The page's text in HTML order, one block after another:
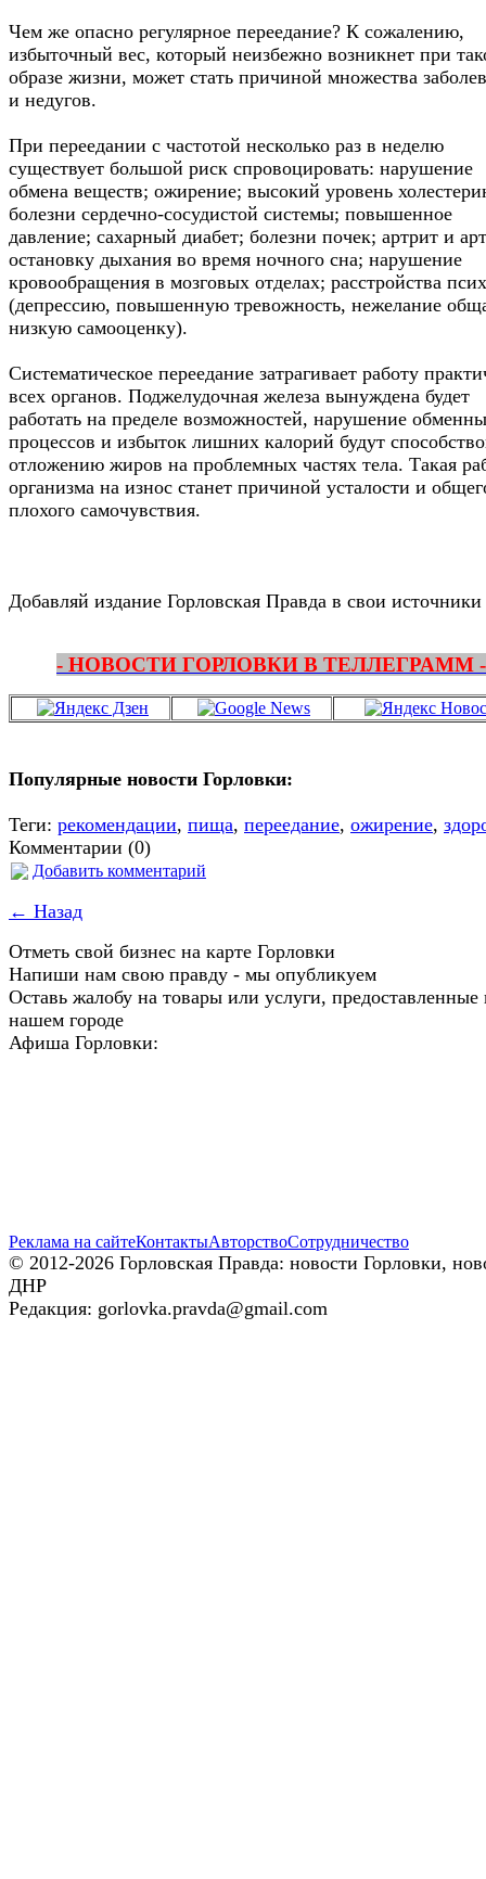
Чем же опасно регулярное переедание? К сожалению,
избыточный вес, который неизбежно возникнет при
образе жизни, может стать причиной множества
и недугов.
При переедании с частотой несколько раз в неделю
существует большой риск спровоцировать: нарушение
обмена веществ; ожирение; высокий уровень
болезни сердечно-сосудистой системы; повышенное
давление; сахарный диабет; болезни почек; артрит и
остановку дыхания во время ночного сна; нарушение
кровообращения в мозговых отделах; расстройства
(депрессию, повышенную тревожность, нежелание
низкую самооценку).
Систематическое переедание затрагивает работу
всех органов. Поджелудочная железа вынуждена будет
работать на пределе возможностей, нарушение
процессов и избыток лишних калорий будут
отложению жиров на проблемных частях тела. Такая
организма на износ станет причиной усталости и
плохого самочувствия.
Добавляй издание Горловская Правда в свои источники
- НОВОСТИ ГОРЛОВКИ В ТЕЛЛЕГРАММ -
Популярные новости Горловки:
Теги: рекомендации, пища, переедание, ожирение,
Комментарии (0)
Добавить комментарий
← Назад
Отметь свой бизнес на карте Горловки
Напиши нам свою правду - мы опубликуем
Оставь жалобу на товары или услуги, предоставленные
нашем городе
Афиша Горловки:
Реклама на сайтеКонтактыАвторствоСотрудничество
© 2012-2026 Горловская Правда: новости Горловки,
ДНР
Редакция: gorlovka.pravda@gmail.com